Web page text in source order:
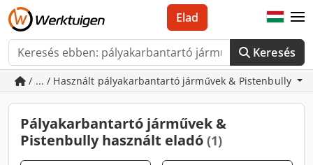
Keresés
Elad
/ ... / Használt pályakarbantartó járművek & Pistenbully
Pályakarbantartó járművek &
Pistenbully használt eladó (1)